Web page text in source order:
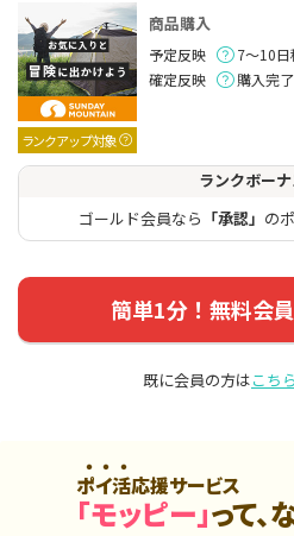
ランクアップ対象
商品購入
予定反映
7～10
確定反映
購入完
ランクボー
ゴールド会員なら 「承認」 の
簡単1分！無料会
既に会員の方はこち
ポイ活応援サービス
「モッピー」って、